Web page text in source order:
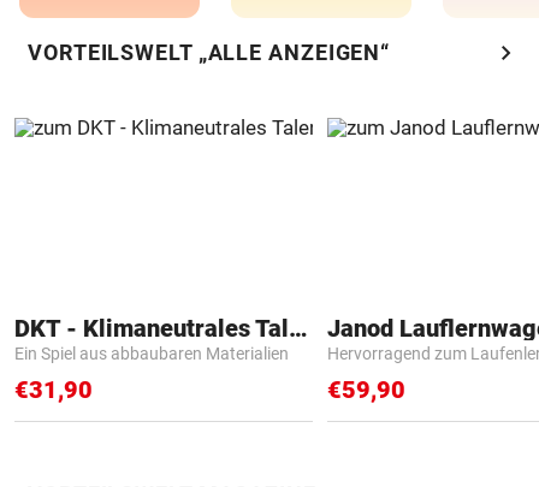
VORTEILSWELT „ALLE ANZEIGEN“ chevron_right
DKT - Klimaneutrales Talent
Ein Spiel aus abbaubaren Materialien
€31,90
Janod
Hervorragend zum
€59,90